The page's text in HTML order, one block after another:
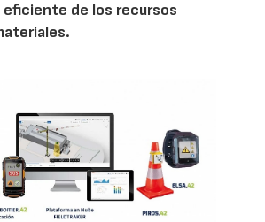
de los recursos